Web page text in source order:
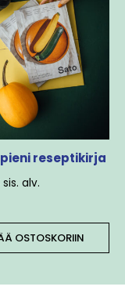
reseptikirja
sis. alv.
OSTOSKORIIN